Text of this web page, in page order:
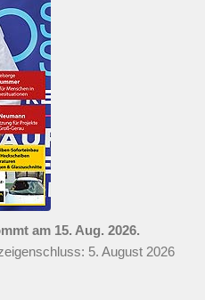
am 15. Aug. 2026.
5. August 2026